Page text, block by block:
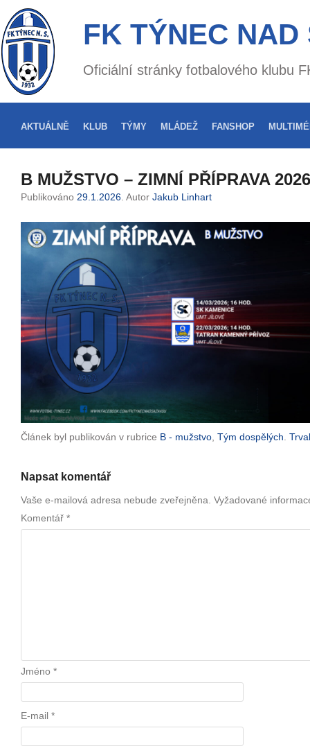
FK TÝNEC NAD
Oficiální stránky fotbalového klubu
AKTUÁLNĚ KLUB TÝMY MLÁDEŽ FANSHOP
B MUŽSTVO – ZIMNÍ PŘÍPRAVA 2026
Publikováno 29.1.2026 . Autor Jakub Linhart
Článek byl publikován v rubrice B - mužstvo Tým dospělých
Napsat komentář
Vaše e-mailová adresa nebude zveřejněna. Vyžadované
Komentář *
Jméno *
E-mail *